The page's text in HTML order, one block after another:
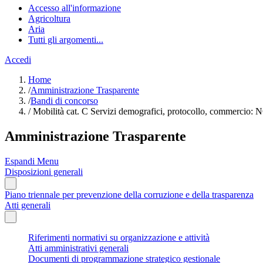
Accesso all'informazione
Agricoltura
Aria
Tutti gli argomenti...
Accedi
Home
/Amministrazione Trasparente
/Bandi di concorso
/Mobilità cat. C Servizi demografici, protocollo, commercio:
Amministrazione Trasparente
Espandi Menu
Disposizioni generali
Piano triennale per prevenzione della corruzione e della trasparenza
Atti generali
Riferimenti normativi su organizzazione e attività
Atti amministrativi generali
Documenti di programmazione strategico gestionale